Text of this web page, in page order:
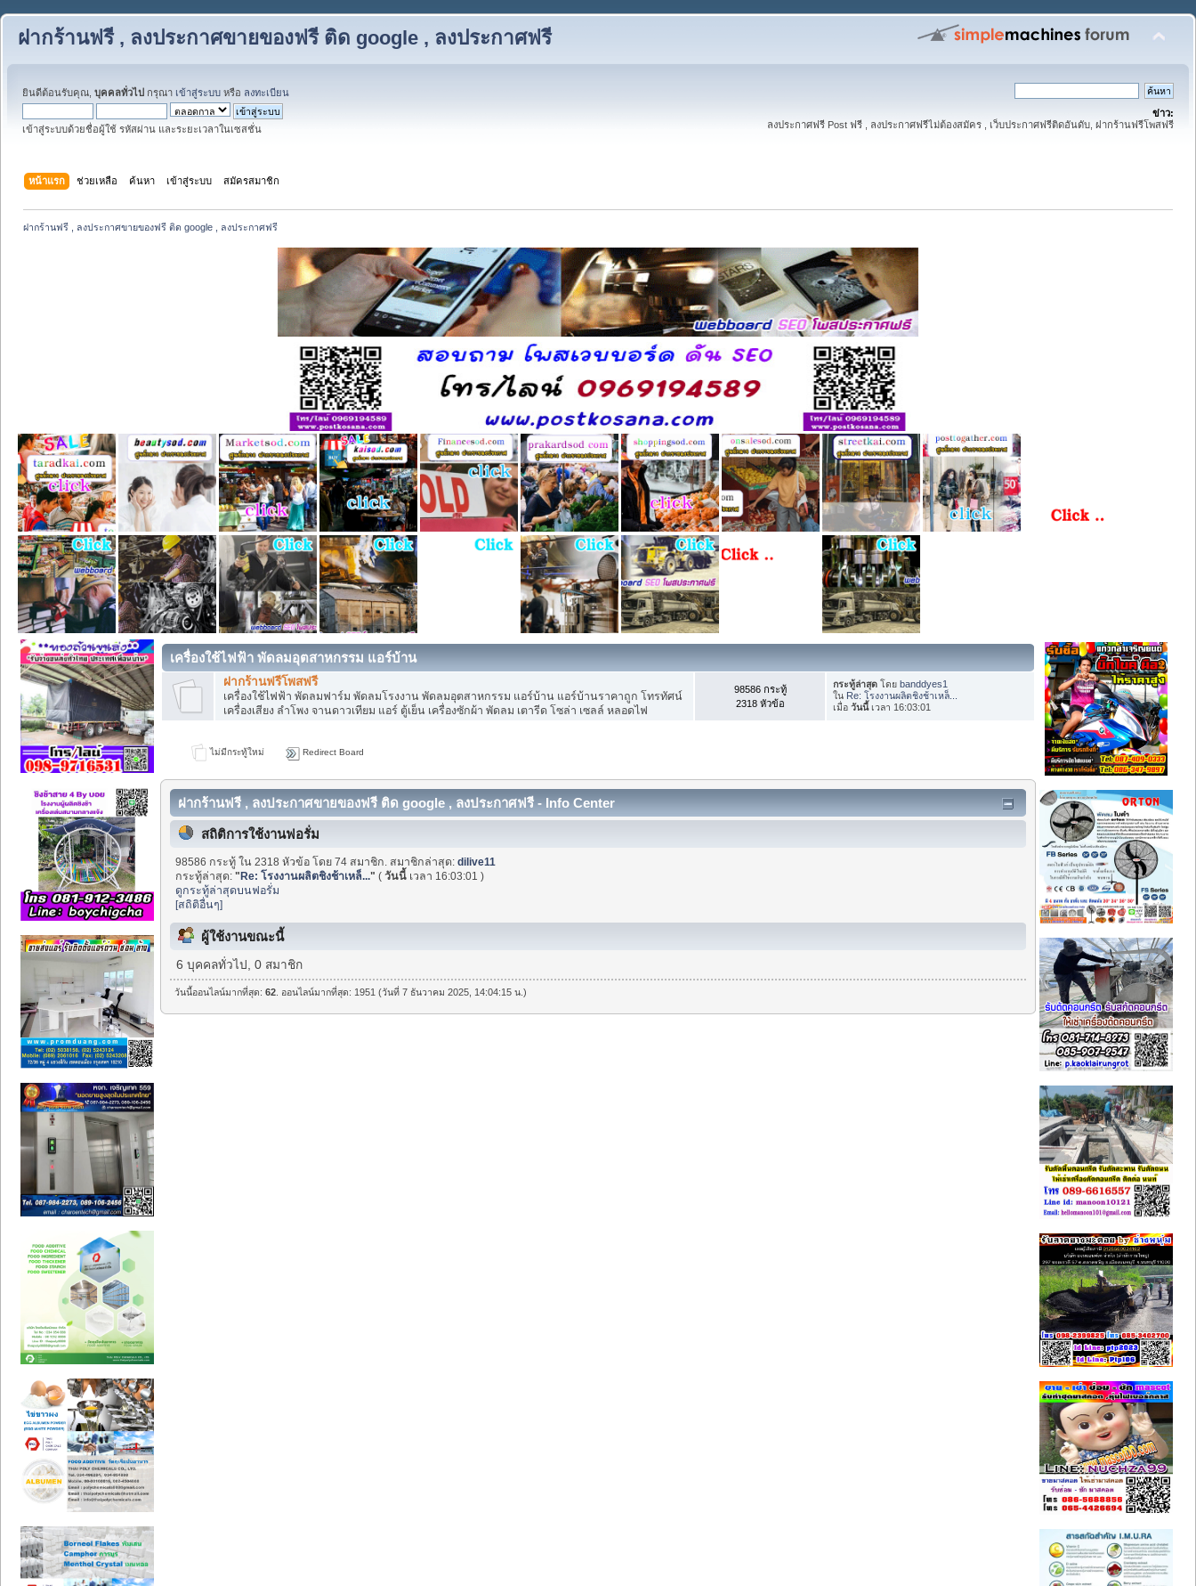
ฝากร้านฟรี , ลงประกาศขายของฟรี ติด google , ลงประกาศฟรี
ยินดีต้อนรับคุณ, บุคคลทั่วไป กรุณา เข้าสู่ระบบ หรือ ลงทะเบียน
เข้าสู่ระบบด้วยชื่อผู้ใช้ รหัสผ่าน และระยะเวลาในเซสชั่น
ข่าว:
ลงประกาศฟรี Post ฟรี , ลงประกาศฟรีไม่ต้องสมัคร , เว็บประกาศฟรีติดอันดับ, ฝากร้านฟรีโพสฟรี
หน้าแรก ช่วยเหลือ ค้นหา เข้าสู่ระบบ สมัครสมาชิก
ฝากร้านฟรี , ลงประกาศขายของฟรี ติด google , ลงประกาศฟรี
เครื่องใช้ไฟฟ้า พัดลมอุตสาหกรรม แอร์บ้าน
ฝากร้านฟรีโพสฟรี
เครื่องใช้ไฟฟ้า พัดลมฟาร์ม พัดลมโรงงาน พัดลมอุตสาหกรรม แอร์บ้าน แอร์บ้านราคาถูก โทรทัศน์
เครื่องเสียง ลำโพง จานดาวเทียม แอร์ ตู้เย็น เครื่องซักผ้า พัดลม เตารีด โซล่า เซลล์ หลอดไฟ
98586 กระทู้
2318 หัวข้อ
กระทู้ล่าสุด โดยbanddyes1
ใน Re: โรงงานผลิตชิงช้าเหล็...
เมื่อวันนี้เวลา 16:03:01
ไม่มีกระทู้ใหม่ Redirect Board
ฝากร้านฟรี , ลงประกาศขายของฟรี ติด google , ลงประกาศฟรี - Info Center
สถิติการใช้งานฟอรั่ม
98586 กระทู้ ใน 2318 หัวข้อ โดย 74 สมาชิก. สมาชิกล่าสุด:dilive11
กระทู้ล่าสุด:"Re: โรงงานผลิตชิงช้าเหล็..." (วันนี้ เวลา 16:03:01 )
ดูกระทู้ล่าสุดบนฟอรั่ม
[สถิติอื่นๆ]
ผู้ใช้งานขณะนี้
6 บุคคลทั่วไป, 0 สมาชิก
วันนี้ออนไลน์มากที่สุด:62 . ออนไลน์มากที่สุด: 1951 (วันที่ 7 ธันวาคม 2025, 14:04:15 น.)